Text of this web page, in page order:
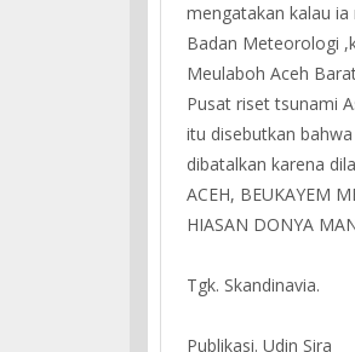
mengatakan kalau
Badan Meteorologi
Meulaboh Aceh
Pusat riset tsunami
itu disebutkan
dibatalkan karena
ACEH, BEUKAYEM
HIASAN DONYA
Tgk. Skandinavia.
Publikasi. Udin Sira